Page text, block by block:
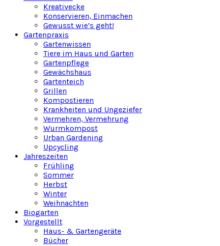
Kreativecke
Konservieren, Einmachen
Gewusst wie’s geht!
Gartenpraxis
Gartenwissen
Tiere im Haus und Garten
Gartenpflege
Gewächshaus
Gartenteich
Grillen
Kompostieren
Krankheiten und Ungeziefer
Vermehren, Vermehrung
Wurmkompost
Urban Gardening
Upcycling
Jahreszeiten
Frühling
Sommer
Herbst
Winter
Weihnachten
Biogarten
Vorgestellt
Haus- & Gartengeräte
Bücher